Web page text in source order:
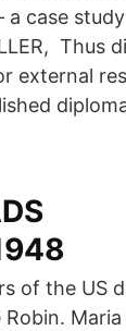
case
Thus
external
of the US